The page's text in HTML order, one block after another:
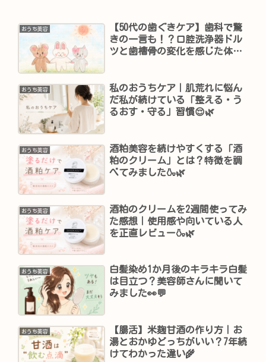
おうち美容
【50代の歯ぐきケア】歯科で驚
きの一言も！？口腔洗浄器ドル
ツと歯槽骨の変化を感じた体験
おうち美容
私のおうちケア｜肌荒れに悩ん
だ私が続けている「整える・う
るおす・守る」習慣😌🌿
おうち美容
酒粕美容を続けやすくする「酒
粕のクリーム」とは？特徴を調
べてみました🍶🌿
おうち美容
酒粕のクリームを2週間使ってみ
た感想｜使用感や向いている人
を正直レビュー🍶🌿
おうち美容
白髪染め1か月後のキラキラ白髪
は目立つ？美容師さんに聞いて
みました👀💬
おうち美容
【腸活】米麹甘酒の作り方｜お
湯とおかゆどっちがいい？7年続
けてわかった違い🌾